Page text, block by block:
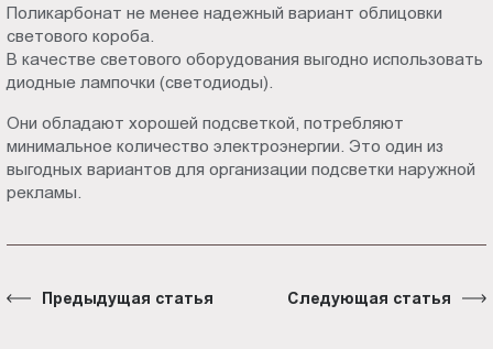
Поликарбонат не менее надежный вариант облицовки
светового короба.
В качестве светового оборудования выгодно использовать
диодные лампочки (светодиоды).
Они обладают хорошей подсветкой, потребляют
минимальное количество электроэнергии. Это один из
выгодных вариантов для организации подсветки наружной
рекламы.
Предыдущая статья Следующая статья